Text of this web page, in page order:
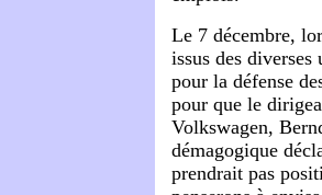
Le 7 décembre,
issus des diverses
pour la défense
pour que le
Volkswagen,
démagogique
prendrait pas